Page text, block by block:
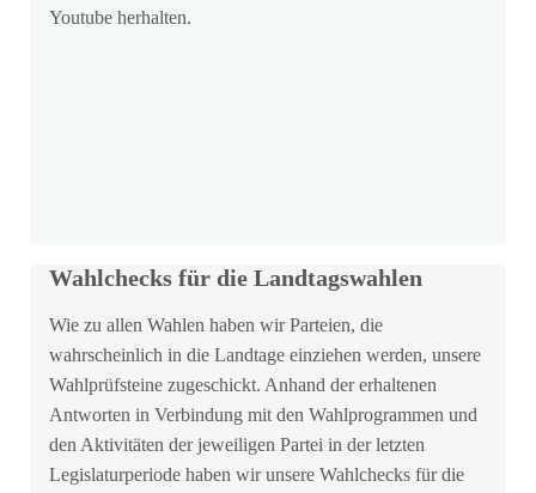
Youtube herhalten.
Wahlchecks für die Landtagswahlen
Wie zu allen Wahlen haben wir Parteien, die
wahrscheinlich in die Landtage einziehen werden, unsere
Wahlprüfsteine zugeschickt. Anhand der erhaltenen
Antworten in Verbindung mit den Wahlprogrammen und
den Aktivitäten der jeweiligen Partei in der letzten
Legislaturperiode haben wir unsere Wahlchecks für die